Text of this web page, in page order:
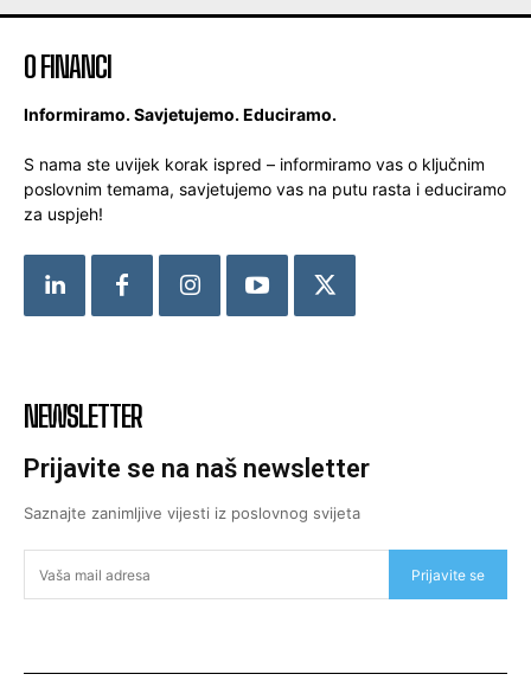
O FINANCI
Informiramo. Savjetujemo. Educiramo.
S nama ste uvijek korak ispred – informiramo vas o ključnim
poslovnim temama, savjetujemo vas na putu rasta i educiramo
za uspjeh!
NEWSLETTER
Prijavite se na naš newsletter
Saznajte zanimljive vijesti iz poslovnog svijeta
Prijavite se